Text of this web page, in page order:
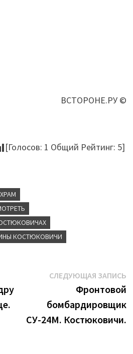
ВСТОРОНЕ.РУ ©
[Голосов: 1 Общий Рейтинг: 5]
КОСТЮКОВИЧИ
СЛЕДУЮЩАЯ ЗАПИСЬ
Фронтовой
бомбардировщик
СУ-24М. Костюковичи.